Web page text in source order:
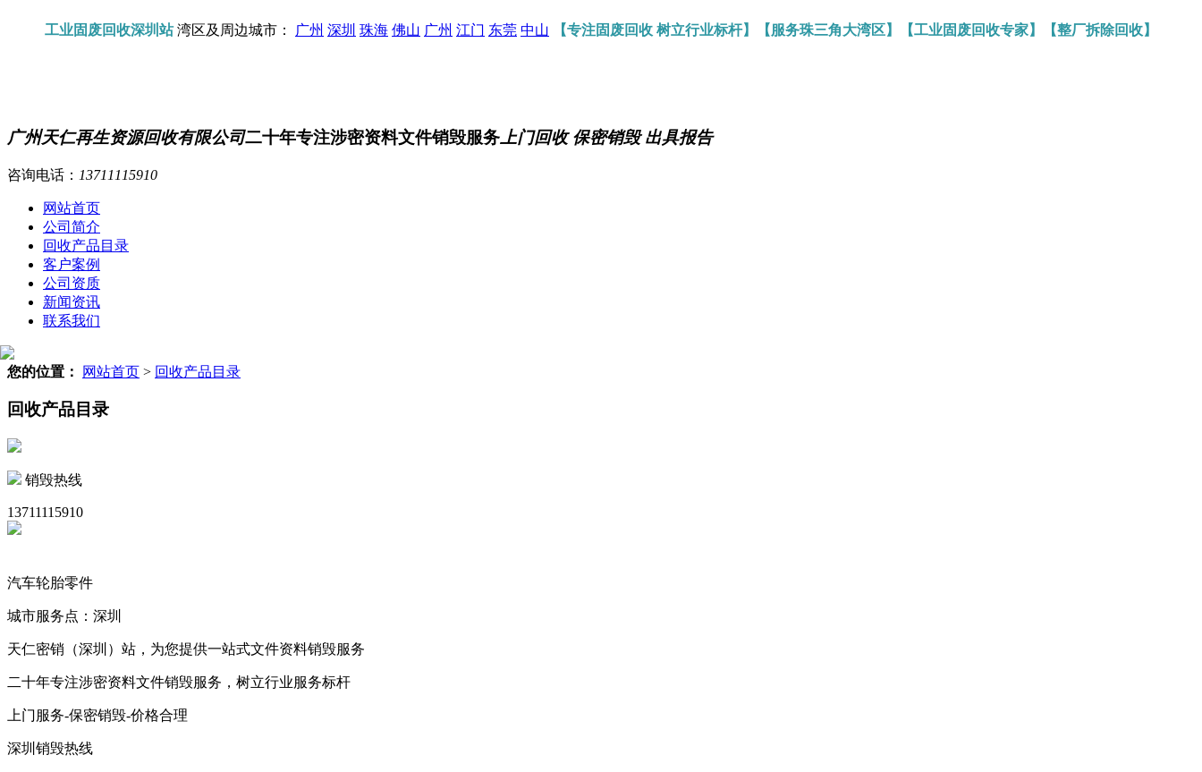
工业固废回收深圳站湾区及周边城市： 广州 深圳 珠海 佛山 广州 江门 东莞 中山 【专注固废回收 树立行业标杆】【服务珠三角大湾区】【工业固废回收专家】【整厂拆除回收】
广州天仁再生资源回收有限公司二十年专注涉密资料文件销毁服务 上门回收 保密销毁 出具报告
咨询电话： 13711115910
网站首页
公司简介
回收产品目录
客户案例
公司资质
新闻资讯
联系我们
您的位置： 网站首页 > 回收产品目录
回收产品目录
销毁热线
13711115910
汽车轮胎零件
城市服务点：深圳
天仁密销（深圳）站，为您提供一站式文件资料销毁服务
二十年专注涉密资料文件销毁服务，树立行业服务标杆
上门服务-保密销毁-价格合理
深圳销毁热线